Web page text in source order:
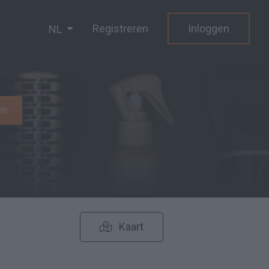
NL Registreren Inloggen
Kaart